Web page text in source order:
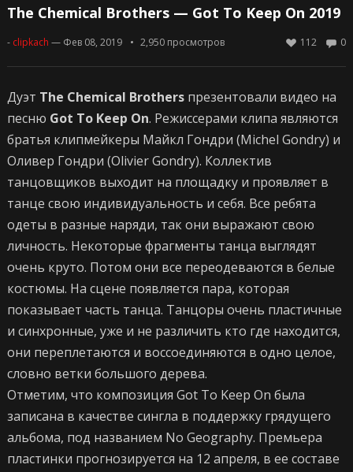
The Chemical Brothers — Got To Keep On 2019
- clipkach — Фев 08, 2019 2,950просмотров 0
112
Дуэт The Chemical Brothers презентовали видео на
песню Got To Keep On. Режиссерами клипа являются
братья клипмейкеры Майкл Гондри (Michel Gondry) и
Оливер Гондри (Olivier Gondry). Коллектив
танцовщиков выходит на площадку и проявляет в
танце свою индивидуальность и себя. Все ребята
одеты в разные наряди, так они выражают свою
личность. Некоторые фрагменты танца выглядят
очень круто. Потом они все переодеваются в белые
костюмы. На сцене появляется пара, которая
показывает часть танца. Танцоры очень пластичные
и синхронные, уже и не различить кто где находится,
они переплетаются и воссоединяются в одно целое,
словно ветки большого дерева.
Отметим, что композиция Got To Keep On была
записана в качестве сингла в поддержку грядущего
альбома, под названием No Geography. Премьера
пластинки прогнозируется на 12 апреля, в ее составе